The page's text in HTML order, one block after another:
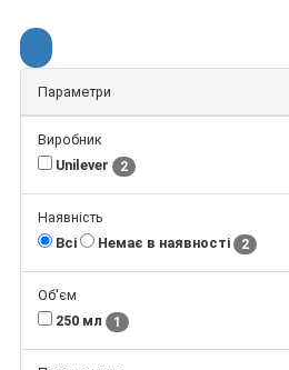
Параметри
Виробник
Unilever
2
Наявність
Всі
Немає в наявності 2
Об'єм
250 мл
1